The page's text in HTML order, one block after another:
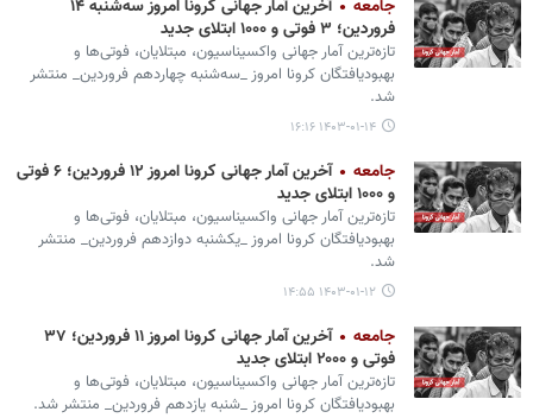
جامعه
آخرین آمار جهانی کرونا امروز سه‌شنبه ۱۴
فروردین؛ ۳ فوتی و ۱۰۰۰ ابتلای جدید
تازه‌ترین آمار جهانی واکسیناسیون، مبتلایان، فوتی‌ها و
بهبودیافتگان کرونا امروز _سه‌شنبه چهاردهم فروردین_ منتشر
شد.
۱۴۰۳-۰۱-۱۴ ۱۶:۱۶
جامعه
آخرین آمار جهانی کرونا امروز ۱۲ فروردین؛ ۶ فوتی
و ۱۰۰۰ ابتلای جدید
تازه‌ترین آمار جهانی واکسیناسیون، مبتلایان، فوتی‌ها و
بهبودیافتگان کرونا امروز _یکشنبه دوازدهم فروردین_ منتشر
شد.
۱۴۰۳-۰۱-۱۲ ۱۴:۵۵
جامعه
آخرین آمار جهانی کرونا امروز ۱۱ فروردین؛ ۳۷
فوتی و ۲۰۰۰ ابتلای جدید
تازه‌ترین آمار جهانی واکسیناسیون، مبتلایان، فوتی‌ها و
بهبودیافتگان کرونا امروز _شنبه یازدهم فروردین_ منتشر شد.